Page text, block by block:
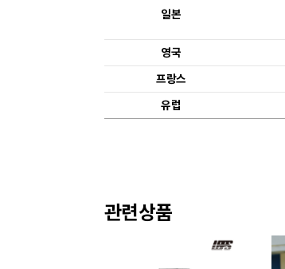
일본
영국
프랑스
유럽
관련상품